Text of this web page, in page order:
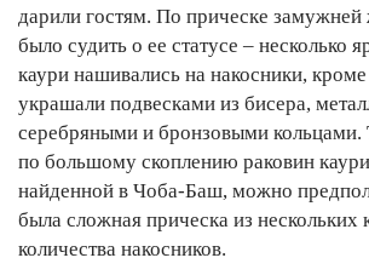
дарили гостям. По прическе
было судить о ее статусе – несколько
каури нашивались на накосники,
украшали подвесками из бисера,
серебряными и бронзовыми кольцами.
по большому скоплению раковин
найденной в Чоба-Баш, можно
была сложная прическа из нескольких
количества накосников.